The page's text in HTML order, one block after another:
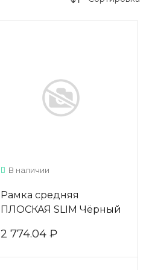
В наличии
Рамка средняя
ПЛОСКАЯ SLIM Чёрный
AV0700.VP540.BKSPC.CJ
2 774.04 ₽